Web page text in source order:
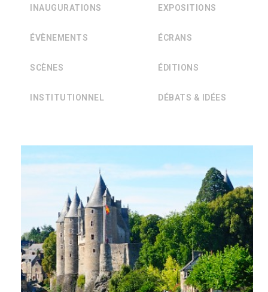
INAUGURATIONS EXPOSITIONS
ÉVÈNEMENTS ÉCRANS
SCÈNES ÉDITIONS
INSTITUTIONNEL DÉBATS & IDÉES